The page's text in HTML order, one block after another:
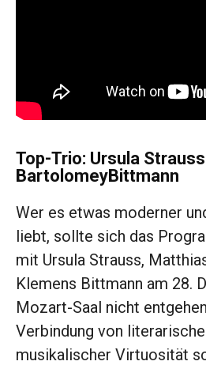
Top-Trio: Ursula
BartolomeyBittmann
Wer es etwas moderner
liebt, sollte sich das
mit Ursula Strauss,
Klemens Bittmann am 28.
Mozart-Saal nicht
Verbindung von
musikalischer Virtuosität